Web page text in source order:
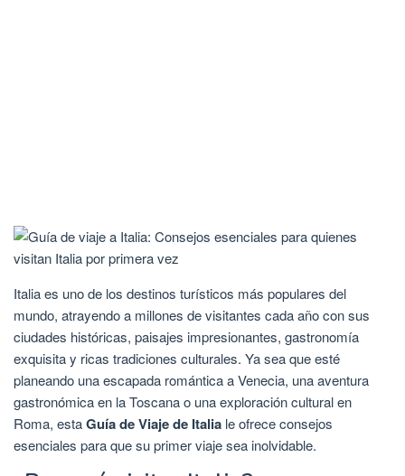
Italia es uno de los destinos turísticos más populares del
mundo, atrayendo a millones de visitantes cada año con sus
ciudades históricas, paisajes impresionantes, gastronomía
exquisita y ricas tradiciones culturales. Ya sea que esté
planeando una escapada romántica a Venecia, una aventura
gastronómica en la Toscana o una exploración cultural en
Roma, estaGuía de Viaje de Italia le ofrece consejos
esenciales para que su primer viaje sea inolvidable.